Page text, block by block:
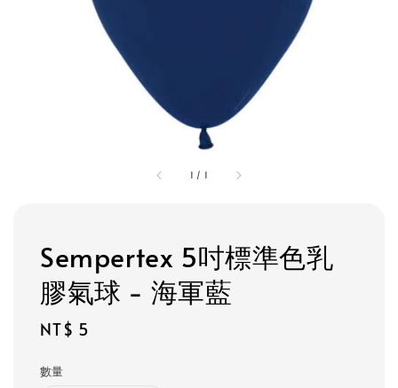
1 / 1
Sempertex 5吋標準色乳
膠氣球 - 海軍藍
Regular
NT$ 5
數量